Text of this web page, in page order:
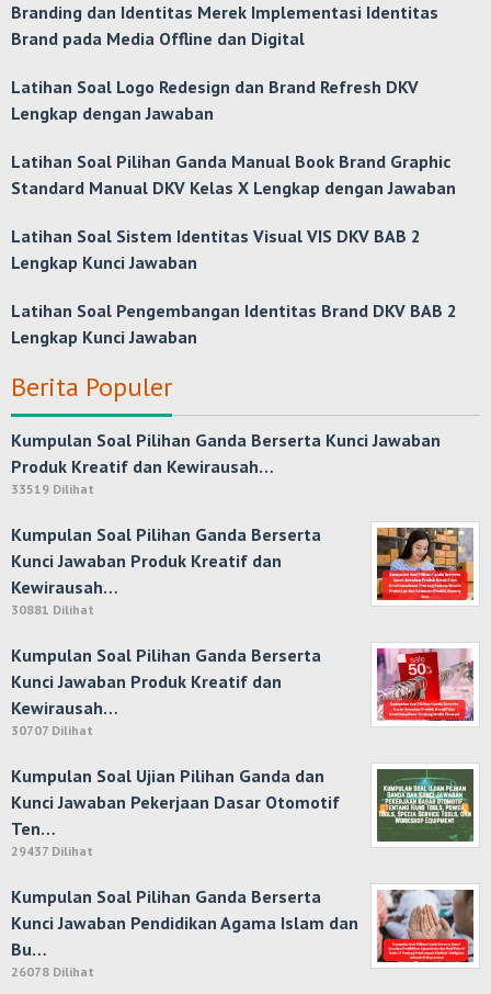
Branding dan Identitas Merek Implementasi Identitas
Brand pada Media Offline dan Digital
Latihan Soal Logo Redesign dan Brand Refresh DKV
Lengkap dengan Jawaban
Latihan Soal Pilihan Ganda Manual Book Brand Graphic
Standard Manual DKV Kelas X Lengkap dengan Jawaban
Latihan Soal Sistem Identitas Visual VIS DKV BAB 2
Lengkap Kunci Jawaban
Latihan Soal Pengembangan Identitas Brand DKV BAB 2
Lengkap Kunci Jawaban
Berita Populer
Kumpulan Soal Pilihan Ganda Berserta Kunci Jawaban
Produk Kreatif dan Kewirausah…
33519 Dilihat
Kumpulan Soal Pilihan Ganda Berserta
Kunci Jawaban Produk Kreatif dan
Kewirausah…
30881 Dilihat
Kumpulan Soal Pilihan Ganda Berserta
Kunci Jawaban Produk Kreatif dan
Kewirausah…
30707 Dilihat
Kumpulan Soal Ujian Pilihan Ganda dan
Kunci Jawaban Pekerjaan Dasar Otomotif
Ten…
29437 Dilihat
Kumpulan Soal Pilihan Ganda Berserta
Kunci Jawaban Pendidikan Agama Islam dan
Bu…
26078 Dilihat